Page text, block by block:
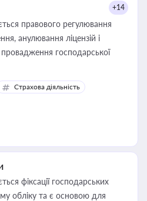
+14
правового регулювання
анулювання ліцензій і
господарської
Страхова діяльність
фіксації господарських
обліку та є основою для